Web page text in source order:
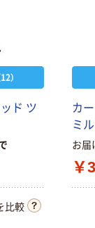
）
ッ ド ツ
比較
カー
ミ ル
お届
￥